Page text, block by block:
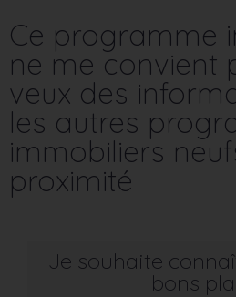
Ce programme
ne me convient
veux des
les autres
immobiliers
proximité
Je souhaite
bons